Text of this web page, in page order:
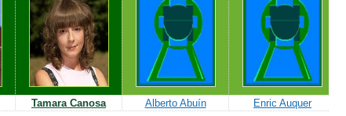
Tamara Canosa Alberto Abuín Enric Auquer